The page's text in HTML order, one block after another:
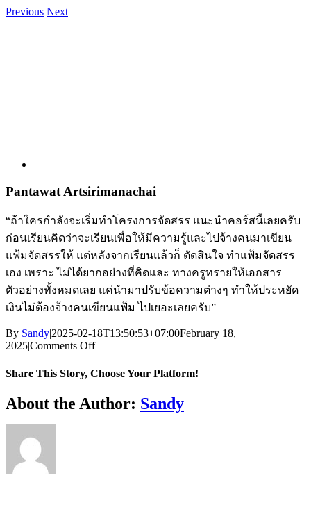
Skip
Previous Next
Pantawat Artsirimanachai
“ถ้าใครกำลังจะเริ่มทำโครงการจัดสรร แนะนำคอร์สนี้เลยครับ
ก่อนเรียนคิดว่าจะเรียนเพื่อให้มีความรู้และไปจ้างคนมาเขียน
แฟ้มจัดสรรให้ แต่หลังจากเรียนแล้วก็ ตัดสินใจ ทำแฟ้มจัดสรร
เอง เพราะ ไม่ได้ยากอย่างที่คิดและ ทางครูทรายให้เอกสาร
ตัวอย่างทั้งหมดเลย แค่นำมาปรับข้อความต่างๆ ทำให้ประหยัด
เงินไม่ต้องจ้างคนเขียนแฟ้ม ไปเยอะเลยครับ”
By Sandy|2025-02-18T13:50:53+07:00February 18,
2025|Comments Offon
Artsirimanachai
Share This Story, Choose Your Platform!
Facebook
X
Reddit
LinkedIn
WhatsApp
Telegram
Tumblr
Pinterest
Vk
Xing
Email
About the Author: Sandy